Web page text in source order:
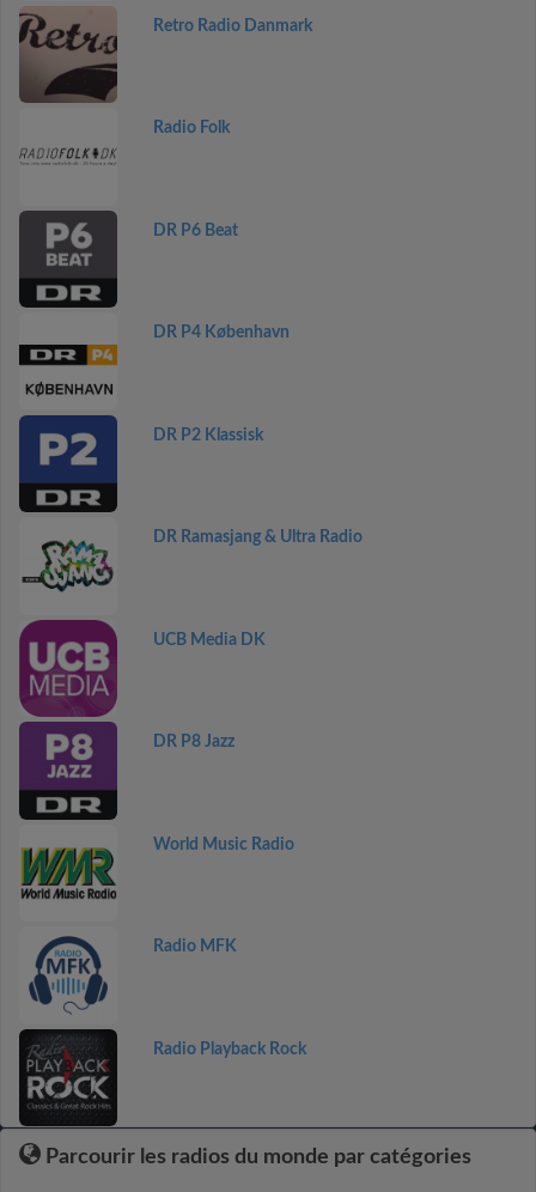
Retro Radio Danmark
Radio Folk
DR P6 Beat
DR P4 København
DR P2 Klassisk
DR Ramasjang & Ultra Radio
UCB Media DK
DR P8 Jazz
World Music Radio
Radio MFK
Radio Playback Rock
Parcourir les radios du monde par catégories